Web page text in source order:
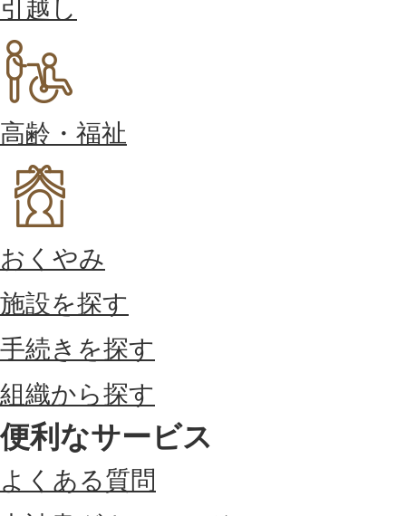
引越し
高齢・福祉
おくやみ
施設を探す
手続きを探す
組織から探す
便利なサービス
よくある質問